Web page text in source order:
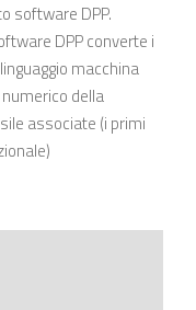
software DPP.
DPP converte i
macchina
della
associate (i primi